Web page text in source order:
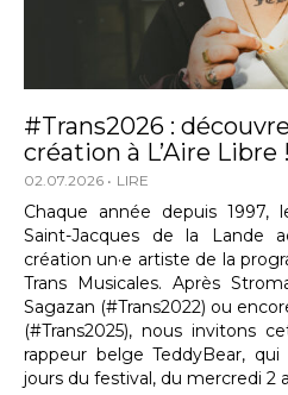
#Trans2026 :
création à L’Aire Libre !
02.07.2026 LIRE
Chaque année depuis 1997,
Saint-Jacques de la Lande
création un·e artiste de la
Trans Musicales. Après
Sagazan (#Trans2022) ou
(#Trans2025), nous invitons
rappeur belge TeddyBear,
jours du festival, du mercredi 2